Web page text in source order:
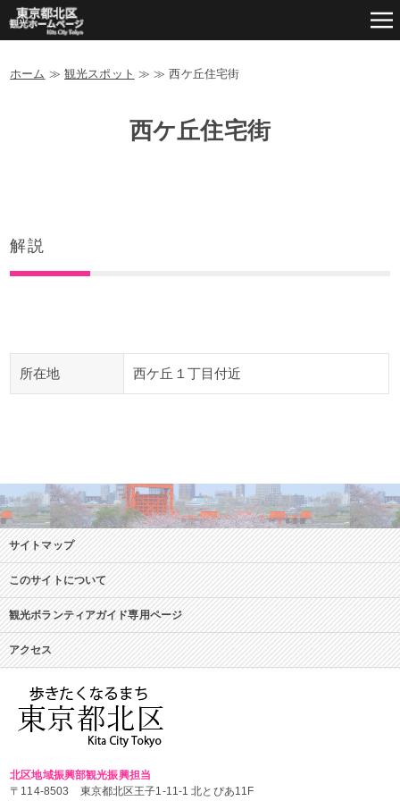
ホーム ≫ 観光スポット ≫≫西ケ丘住宅街
西ケ丘住宅街
解説
所在地 西ケ丘１丁目付近
サイトマップ
このサイトについて
観光ボランティアガイド専用ページ
アクセス
北区地域振興部観光振興担当
〒114-8503 東京都北区王子1-11-1 北とぴあ11F